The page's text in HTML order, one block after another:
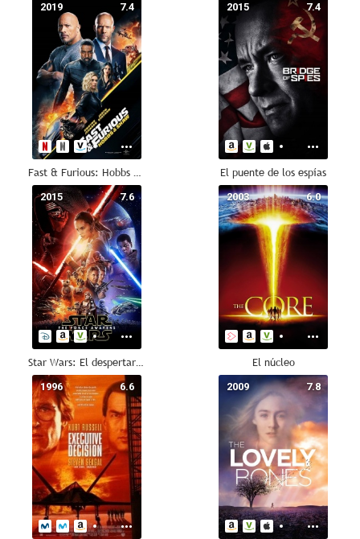
7.4
2019
Fast & Furious: Hobbs & Shaw
7.4
2015
El puente de los espías
7.6
2015
Star Wars: El despertar de la Fuerza
6.0
2003
El núcleo
6.6
1996 7.8
2009